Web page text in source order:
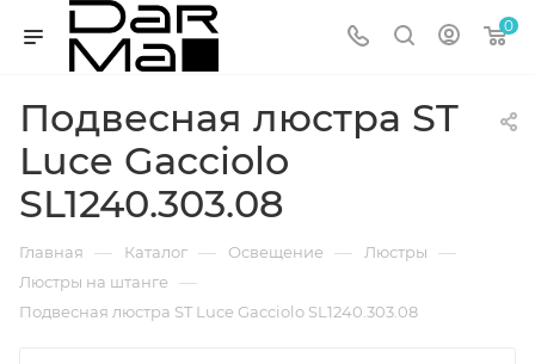
0
Подвесная люстра ST
Luce Gacciolo
SL1240.303.08
Главная — Каталог — Освещение — Люстры —
Люстры на штанге —
Подвесная люстра ST Luce Gacciolo SL1240.303.08